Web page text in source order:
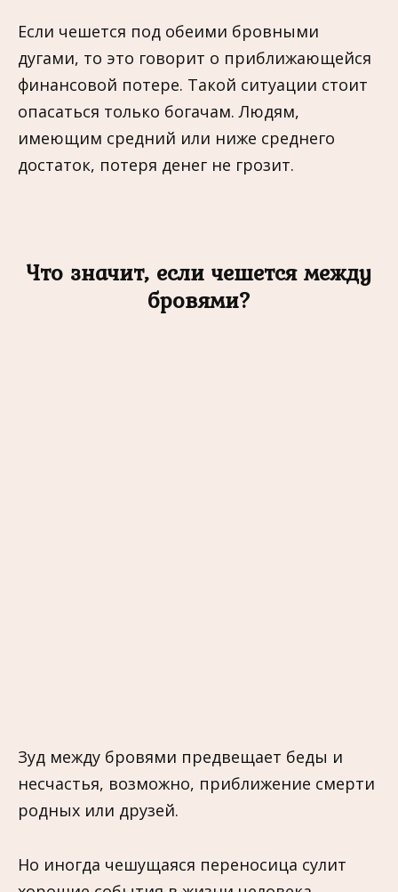
Если чешется под обеими бровными
дугами, то это говорит о приближающейся
финансовой потере. Такой ситуации стоит
опасаться только богачам. Людям,
имеющим средний или ниже среднего
достаток, потеря денег не грозит.
Что значит, если чешется между
бровями?
Зуд между бровями предвещает беды и
несчастья, возможно, приближение смерти
родных или друзей.
Но иногда чешущаяся переносица сулит